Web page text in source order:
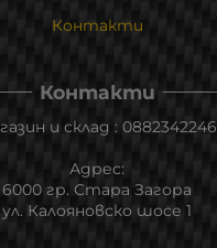
Контакти
Контакти
и склад : 0882342246
Адрес:
6000 гр. Стара Загора
ул. Калояновско шосе 1